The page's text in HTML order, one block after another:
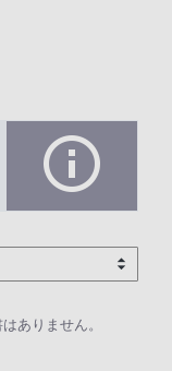
ありません。